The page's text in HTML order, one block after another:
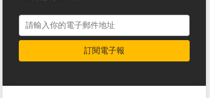
電子郵件地址
訂閱電子報